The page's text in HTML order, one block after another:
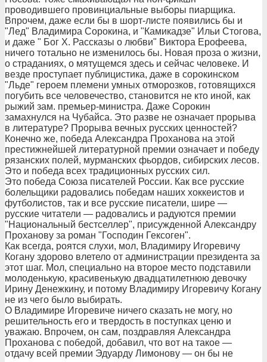
проводившего провинциальные выборы пиарщика.
Впрочем, даже если бы в шорт-листе появились бы и
"Лед" Владимира Сорокина, и "Камикадзе" Ильи Стогова,
и даже " Бог Х. Рассказы о любви" Виктора Ерофеева,
ничего тотально не изменилось бы. Новая проза о жизни,
о страданиях, о мятущемся здесь и сейчас человеке. И
везде проступает публицистика, даже в сорокинском
"Льде" героем племени умных отморозков, готовящихся
погубить все человечество, становится не кто иной, как
рыжий зам. премьер-министра. Даже Сорокин
замахнулся на Чубайса. Это разве не означает прорыва
в литературе? Прорыва вечных русских ценностей?
Конечно же, победа Александра Проханова на этой
престижнейшей литературной премии означает и победу
рязанских полей, мурманских фьордов, сибирских лесов.
Это и победа всех традиционных русских сил.
Это победа Союза писателей России. Как все русские
болельщики радовались победам наших хоккеистов и
футболистов, так и все русские писатели, шире —
русские читатели — радовались и радуются премии
"Национальный бестселлер", присужденной Александру
Проханову за роман "Господин Гексоген".
Как всегда, роятся слухи, мол, Владимиру Игоревичу
Когану здорово влетело от администрации президента за
этот шаг. Мол, специально на второе место подставили
молоденькую, красивенькую двадцатилетнюю девочку
Ирину Денежкину, и потому Владимиру Игоревичу Когану
не из чего было выбирать.
О Владимире Игоревиче ничего сказать не могу, но
решительность его и твердость в поступках ценю и
уважаю. Впрочем, он сам, поздравляя Александра
Проханова с победой, добавил, что вот на такое —
отдачу всей премии Эдуарду Лимонову — он бы не